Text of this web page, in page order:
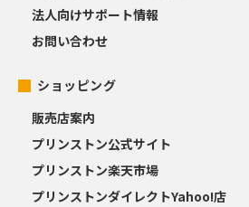
法人向けサポート情報
お問い合わせ
ショッピング
販売店案内
プリンストン公式サイト
プリンストン楽天市場
プリンストンダイレクトYahoo!店